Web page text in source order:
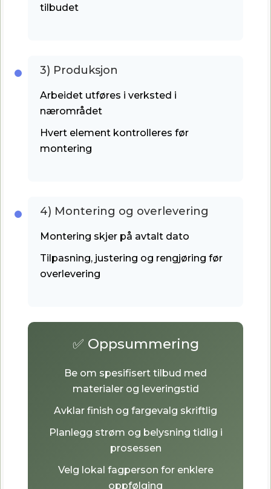
tilbudet
3) Produksjon
Arbeidet utføres i verksted i
nærområdet
Hvert element kontrolleres før
montering
4) Montering og overlevering
Montering skjer på avtalt dato
Tilpasning, justering og rengjøring før
overlevering
✅ Oppsummering
Be om spesifisert tilbud med
materialer og leveringstid
Avklar finish og fargevalg skriftlig
Planlegg strøm og belysning tidlig i
prosessen
Velg lokal fagperson for enklere
oppfølging